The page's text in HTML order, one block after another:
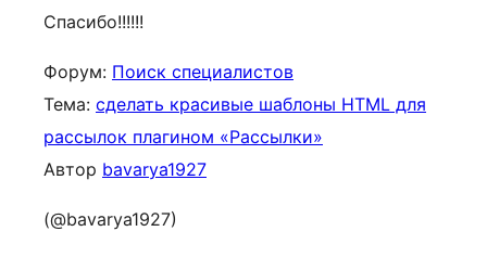
Спасибо!!!!!!
Форум: Поиск специалистов
Тема: сделать красивые шаблоны HTML для
рассылок плагином «Рассылки»
Автор bavarya1927
(@bavarya1927)